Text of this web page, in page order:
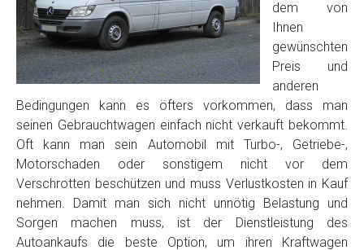
dem von
Ihnen
gewünschten
Preis und
anderen
Bedingungen kann es öfters vorkommen, dass man
seinen Gebrauchtwagen einfach nicht verkauft bekommt.
Oft kann man sein Automobil mit Turbo-, Getriebe-,
Motorschaden oder sonstigem nicht vor dem
Verschrotten beschützen und muss Verlustkosten in Kauf
nehmen. Damit man sich nicht unnötig Belastung und
Sorgen machen muss, ist der Dienstleistung des
Autoankaufs die beste Option, um ihren Kraftwagen